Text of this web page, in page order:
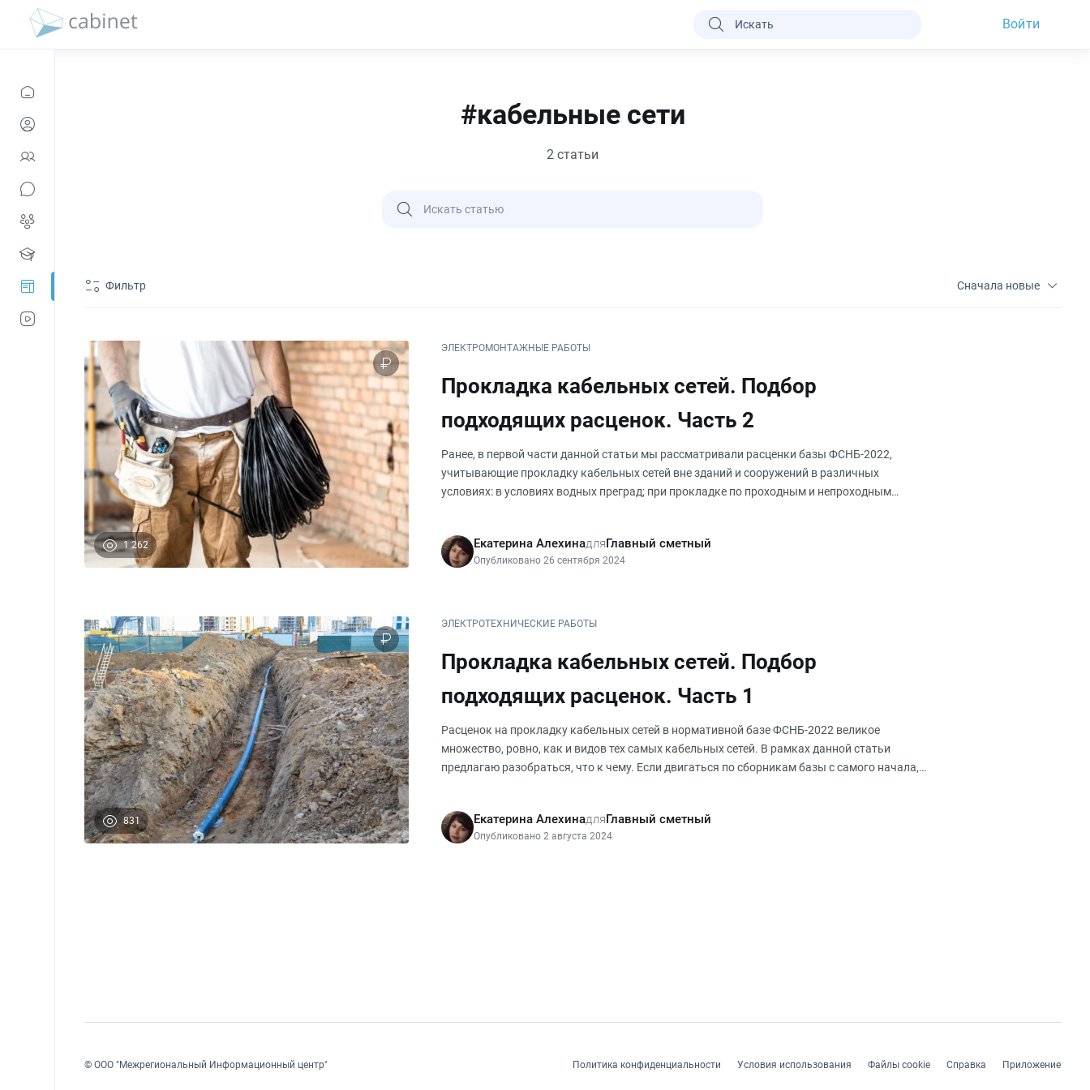
Войти
#кабельные сети
2 статьи
Фильтр Сначала новые
1 262
ЭЛЕКТРОМОНТАЖНЫЕ РАБОТЫ
Прокладка кабельных сетей. Подбор
подходящих расценок. Часть 2
Ранее, в первой части данной статьи мы рассматривали расценки базы ФСНБ-2022,
учитывающие прокладку кабельных сетей вне зданий и сооружений в различных
условиях: в условиях водных преград; при прокладке по проходным и непроходным
Екатерина АлехинадляГлавный сметный
Опубликовано 26 сентября 2024
831
ЭЛЕКТРОТЕХНИЧЕСКИЕ РАБОТЫ
Прокладка кабельных сетей. Подбор
подходящих расценок. Часть 1
Расценок на прокладку кабельных сетей в нормативной базе ФСНБ-2022 великое
множество, ровно, как и видов тех самых кабельных сетей. В рамках данной статьи
предлагаю разобраться, что к чему. Если двигаться по сборникам базы с самого начала,
Екатерина АлехинадляГлавный сметный
Опубликовано 2 августа 2024
© ООО "Межрегиональный Информационный центр" Политика конфиденциальности Условия использования Файлы cookie Справка Приложение